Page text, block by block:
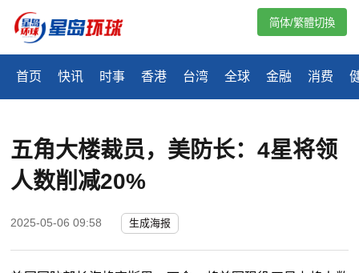
首页 快讯 时事 香港 台湾 全球 金融 消费
简体/繁體切換
五角大楼裁员，美防长：4星将领
人数削减20%
2025-05-06 09:58 生成海报